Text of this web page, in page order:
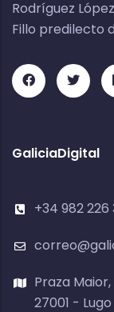
Rodríguez
Fillo predilecto
GaliciaDigital
+34 982 226
Praza Maior,
27001 -